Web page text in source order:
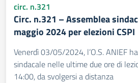
circ. n.321
Circ. n.321 – Assemblea
maggio 2024 per elezioni CSPI
Venerdì 03/05/2024, l’O.S. ANIEF
sindacale nelle ultime due ore di
14:00, da svolgersi a distanza